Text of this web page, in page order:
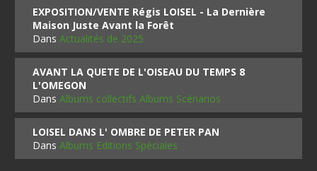
EXPOSITION/VENTE Régis LOISEL - La Dernière
Maison Juste Avant la Forêt
DansActualités de 2025
AVANT LA QUETE DE L'OISEAU DU TEMPS 8
L'OMEGON
DansAlbums collectifs Albums Scénarios
LOISEL DANS L' OMBRE DE PETER PAN
DansAlbums Editions Spéciales